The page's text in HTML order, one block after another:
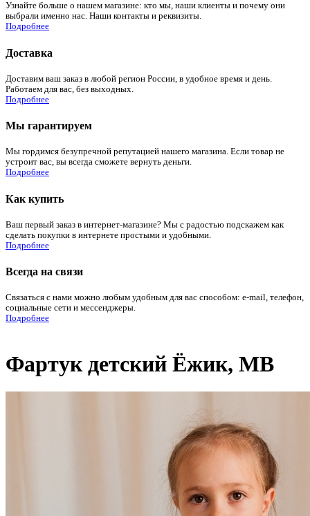
Узнайте больше о нашем магазине: кто мы, наши клиенты и почему они
выбрали именно нас. Наши контакты и реквизиты.
Подробнее
Доставка
Доставим ваш заказ в любой регион России, в удобное время и день.
Работаем для вас, без выходных.
Подробнее
Мы гарантируем
Мы гордимся безупречной репутацией нашего магазина. Если товар не
устроит вас, вы всегда сможете вернуть деньги.
Подробнее
Как купить
Ваш первый заказ в интернет-магазине? Мы с радостью подскажем как
сделать покупки в интернете простыми и удобными.
Подробнее
Всегда на связи
Связаться с нами можно любым удобным для вас способом: e-mail, телефон,
социальные сети и мессенджеры.
Подробнее
Фартук детский Ёжик, МВ